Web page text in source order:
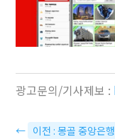
광고문의/기사제보 :
← 이전 : 몽골 중앙은